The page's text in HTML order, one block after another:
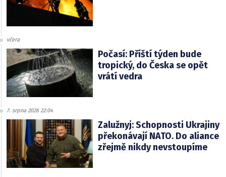
včera
Počasí: Příští týden bude
tropický, do Česka se opět
vrátí vedra
7. srpna 2026 22:04
Zalužnyj: Schopnosti Ukrajiny
překonávají NATO. Do aliance
zřejmě nikdy nevstoupíme